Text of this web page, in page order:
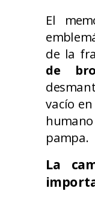
El
de la
de
vacío
pampa.
La